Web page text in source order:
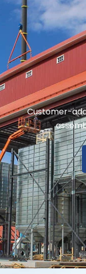
Customer-